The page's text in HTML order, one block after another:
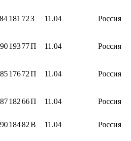
181 72З 11.04 Россия
19377П 11.04 Россия
17672П 11.04 Россия
18266П 11.04 Россия
18482В 11.04
Россия